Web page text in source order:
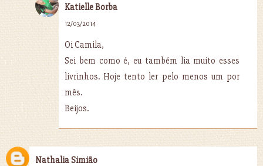
Katielle Borba
12/03/2014
Oi Camila,
Sei bem como é, eu também lia muito esses
livrinhos. Hoje tento ler pelo menos um por
mês.
Beijos.
Nathalia Simião